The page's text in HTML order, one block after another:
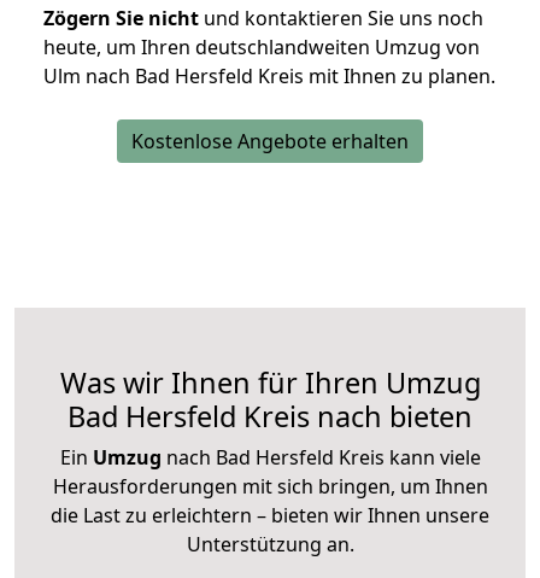
Zögern Sie nicht und kontaktieren Sie uns noch
heute, um Ihren deutschlandweiten Umzug von
Ulm nach Bad Hersfeld Kreis mit Ihnen zu planen.
Kostenlose Angebote erhalten
Was wir Ihnen für Ihren Umzug
Bad Hersfeld Kreis nach bieten
Ein Umzug nach Bad Hersfeld Kreis kann viele
Herausforderungen mit sich bringen, um Ihnen
die Last zu erleichtern – bieten wir Ihnen unsere
Unterstützung an.